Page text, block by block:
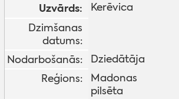
Uzvārds:
Kerēvica
Dzimšanas
datums:
Nodarbošanās:
Dziedātāja
Reģions:
Madonas
pilsēta